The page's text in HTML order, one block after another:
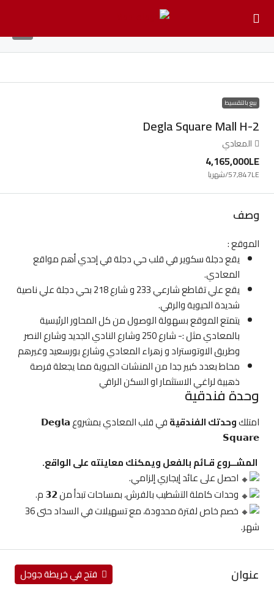
بيع بالتقسيط
Degla Square Mall H-2
المعادي
4,165,000LE
57,847LE/شهريا
وصف
الموقع :
يقع دجلة سكوير في قلب حي دجلة في إحدي أهم مواقع
المعادي.
يقع علي تقاطع شارعي 233 و شارع 218 بحي دجلة علي ناصية
شديدة الحيوية والرقي.
يتمتع الموقع بسهولة الوصول من كل المحاور الرئيسية
بالمعادي مثل :-شارع 250
وشارع النادي الجديد وشارع النصر
وطريق الاوتوستراد و زهراء المعادي وشارع بورسعيد وغيرهم
محاط بعدد كبير جدا من المنشات الحيوية مما يجعلة فرصة
ذهبية لراغي الاستثمار او السكن الراقي
وحدة فندقية
امتلكوحدتك الفندقية
في قلب المعادي بمشروع 𝗗𝗲𝗴𝗹𝗮
𝗦𝗾𝘂𝗮𝗿𝗲
المشــروع قـائم بالفعل ويمكنك معاينته على الواقع.
احصل على عائد إيجاري إلزامي.
وحدات كاملة التشطيب بالفرش، بمساحات تبدأ من 𝟯𝟮 م.
خصم خاص لفترة محدودة، مع تسهيلات في السداد حتى 36
شهر.
عنوان فتح في خريطة جوجل